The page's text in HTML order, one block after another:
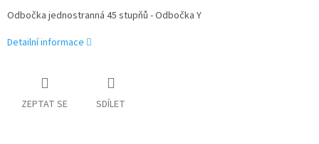
Odbočka jednostranná 45 stupňů - Odbočka Y
Detailní informace
ZEPTAT SE SDÍLET